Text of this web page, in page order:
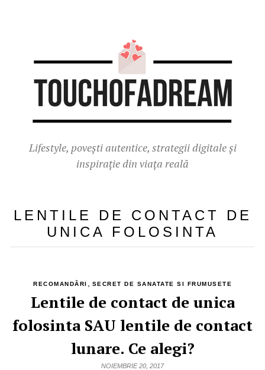
Lifestyle, povești autentice, strategii digitale și
inspirație din viața reală
LENTILE DE CONTACT DE
UNICA FOLOSINTA
RECOMANDĂRI SECRET DE SANATATE SI FRUMUSETE
Lentile de contact de unica
folosinta SAU lentile de contact
lunare. Ce alegi?
NOIEMBRIE 20, 2017